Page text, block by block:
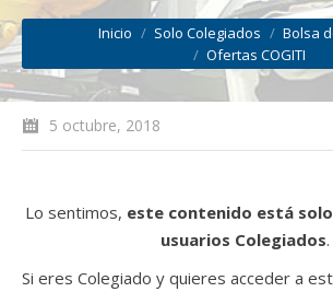
You are here:
Inicio Solo Colegiados
Bolsa
Ofertas COGITI
5 octubre, 2018
Lo sentimos, este contenido está
usuarios Colegiados.
Si eres Colegiado y quieres acceder a